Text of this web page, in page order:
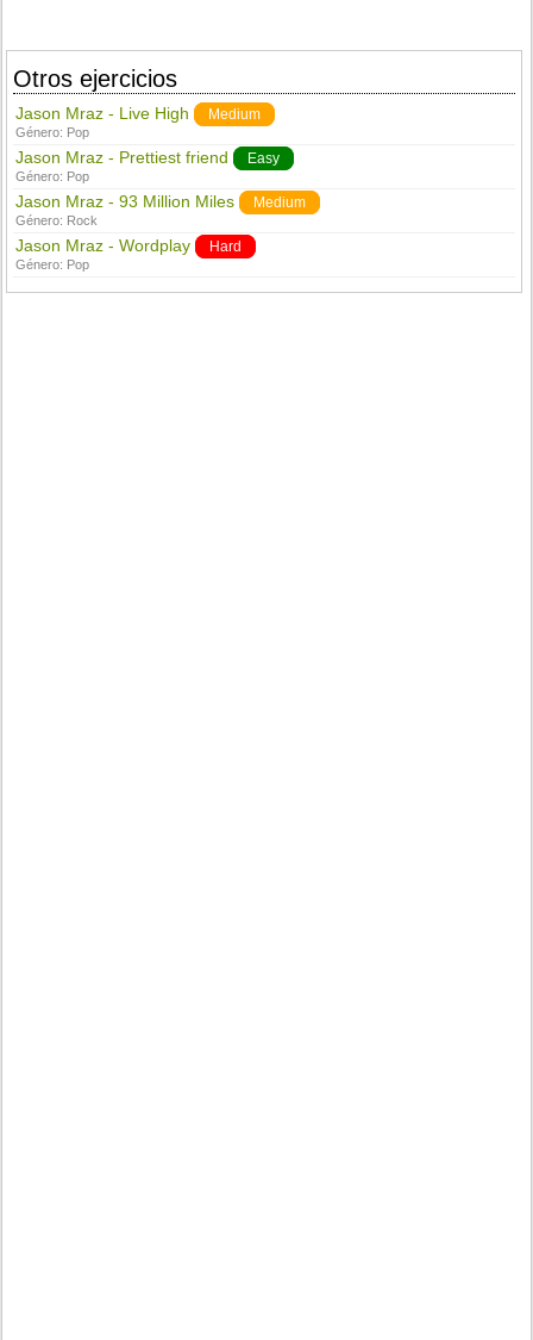
Otros ejercicios
Jason Mraz - Live High Medium
Género: Pop
Jason Mraz - Prettiest friend Easy
Género: Pop
Jason Mraz - 93 Million Miles Medium
Género: Rock
Jason Mraz - Wordplay Hard
Género: Pop